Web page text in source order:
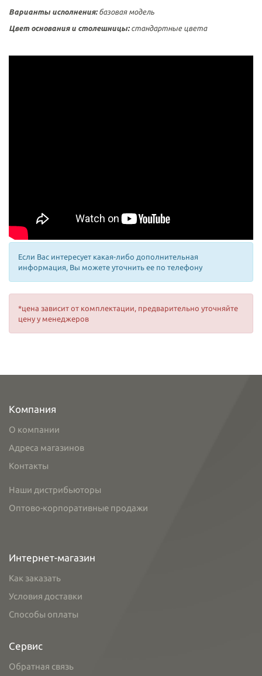
Варианты исполнения:базовая модель
Цвет основания и столешницы:стандартные цвета
Если Вас интересует какая-либо дополнительная
информация, Вы можете уточнить ее по телефону
*цена зависит от комплектации, предварительно уточняйте
цену у менеджеров
Компания
О компании
Адреса магазинов
Контакты
Наши дистрибьюторы
Оптово-корпоративные продажи
Интернет-магазин
Как заказать
Условия доставки
Способы оплаты
Сервис
Обратная связь